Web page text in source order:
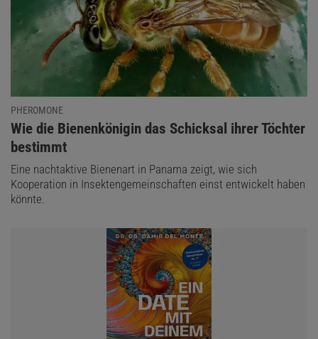
PHEROMONE
:
Wie die Bienenkönigin das Schicksal ihrer Töchter
bestimmt
Eine nachtaktive Bienenart in Panama zeigt, wie sich
Kooperation in Insektengemeinschaften einst entwickelt haben
könnte.